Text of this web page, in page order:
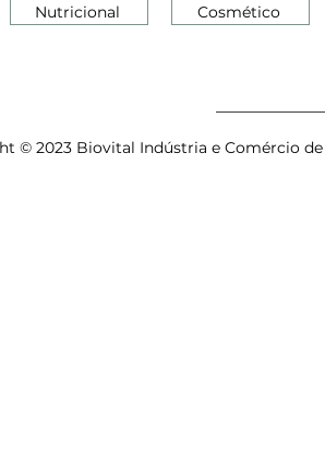
Nutricional Cosmético
© 2023 Biovital Indústria e Comércio de